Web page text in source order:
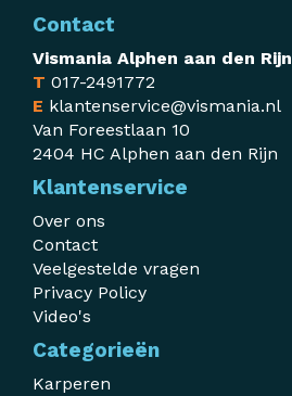
Contact
Vismania Alphen aan den Rijn
T 017-2491772
E klantenservice@vismania.nl
Van Foreestlaan 10
2404 HC Alphen aan den Rijn
Klantenservice
Over ons
Contact
Veelgestelde vragen
Privacy Policy
Video's
Categorieën
Karperen